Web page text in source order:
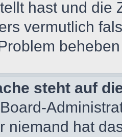
hast und die
vermutlich
steht auf
niemand hat